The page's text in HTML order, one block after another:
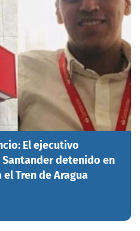
El ejecutivo
detenido en
Tren de Aragua